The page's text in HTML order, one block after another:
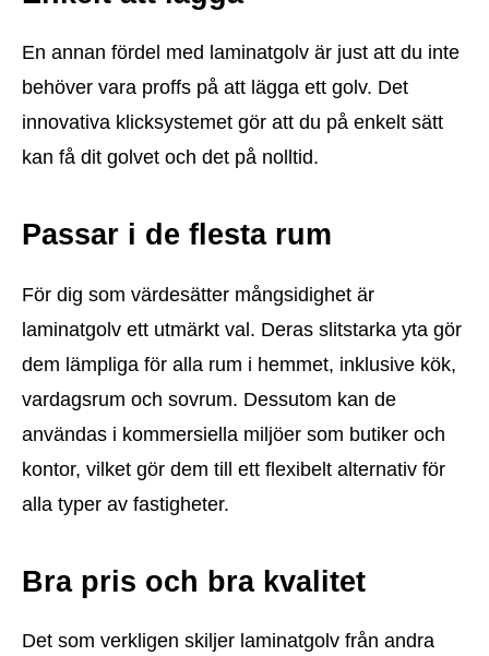
En annan fördel med laminatgolv är just att du inte
behöver vara proffs på att lägga ett golv. Det
innovativa klicksystemet gör att du på enkelt sätt
kan få dit golvet och det på nolltid.
Passar i de flesta rum
För dig som värdesätter mångsidighet är
laminatgolv ett utmärkt val. Deras slitstarka yta gör
dem lämpliga för alla rum i hemmet, inklusive kök,
vardagsrum och sovrum. Dessutom kan de
användas i kommersiella miljöer som butiker och
kontor, vilket gör dem till ett flexibelt alternativ för
alla typer av fastigheter.
Bra pris och bra kvalitet
Det som verkligen skiljer laminatgolv från andra